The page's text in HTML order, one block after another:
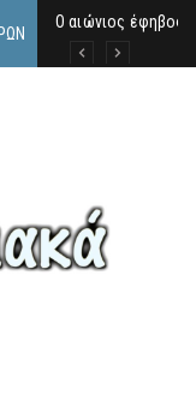
Ο αιώνιος έφηβος
Δικαστική
Άμεση